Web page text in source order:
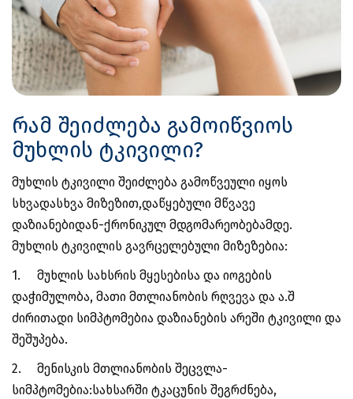
რამ შეიძლება გამოიწვიოს
მუხლის ტკივილი?
მუხლის ტკივილი შეიძლება გამოწვეული იყოს
სხვადასხვა მიზეზით,დაწყებული მწვავე
დაზიანებიდან-ქრონიკულ მდგომარეობებამდე.
მუხლის ტკივილის გავრცელებული მიზეზებია:
1.
მუხლის სახსრის მყესებისა და იოგების
დაჭიმულობა, მათი მთლიანობის რღვევა და ა.შ
ძირითადი სიმპტომებია დაზიანების არეში ტკივილი და
შეშუპება.
2.
მენისკის მთლიანობის შეცვლა-
სიმპტომებია:სახსარში ტკაცუნის შეგრძნება,